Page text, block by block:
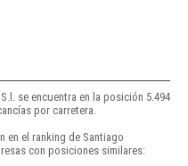
se encuentra en la posición 5.494
por carretera.
en el ranking de Santiago
con posiciones similares: